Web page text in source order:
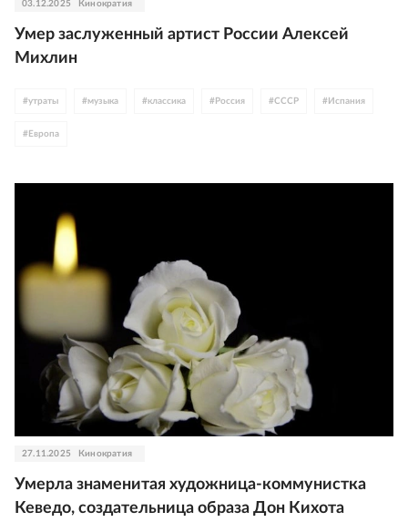
03.12.2025 Кинократия
Умер заслуженный артист России Алексей
Михлин
#утраты #музыка #классика # Россия #СССР # Испания
# Европа
27.11.2025 Кинократия
Умерла знаменитая художница-коммунистка
Кеведо, создательница образа Дон Кихота